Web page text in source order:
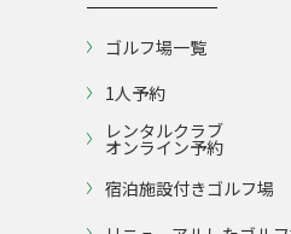
ゴルフ場一覧
1人予約
レンタルクラブ
オンライン予約
宿泊施設付きゴルフ場